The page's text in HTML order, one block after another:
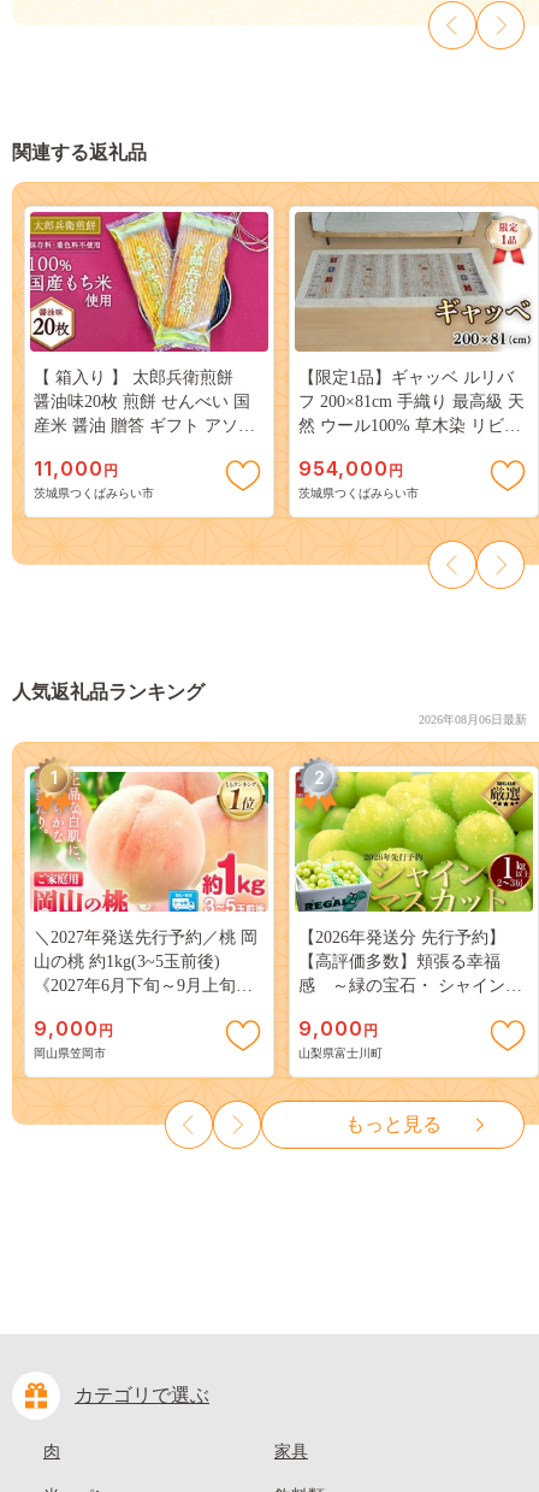
関連する返礼品
【 箱入り 】 太郎兵衛煎餅
醤油味20枚 煎餅 せんべい 国
産米 醤油 贈答 ギフト アソー
11,000 円
茨城県つくばみらい市
【限定1品】ギャッベ ルリバ
フ 200×81cm 手織り 最高級 天
然 ウール100% 草木染 リビン
モダン 北欧 ラグ 絨毯 マット
(HR-11093） ラグマット カー
ペット ギャベ 床暖房対応 ホ
ットカーペット対応 [BP223-
NT]
954,000 円
茨城県つくばみらい市
人気返礼品ランキング
2026年08月06日最新
1
＼2027年発送先行予約／桃 岡
山の桃 約1kg(3~5玉前後)
《2027年6月下旬～9月上旬頃
岡山 はくとう スイーツ フル
ーツ 果物 デザート 旬 モモ も
も 先行予約 送料無料 果物 岡
山県 笠岡市 清水白桃 白鳳 白
麗 クール便---
kasaoka_zsy_419_100---
9,000 円
岡山県笠岡市
2
【2026年発送分 先行予約】
【高評価多数】頬張る幸福
感 ～緑の宝石・ シャインマ
３房） フルーツ 山梨県産 果
物 くだもの シャイン マスカ
ット ぶどう ブドウ 葡萄 大粒
種なし 先行予約 富士川町
10000円 一万円 9000円 九千円
9,000 円
山梨県富士川町
もっと見る
カテゴリで選ぶ
肉 家具